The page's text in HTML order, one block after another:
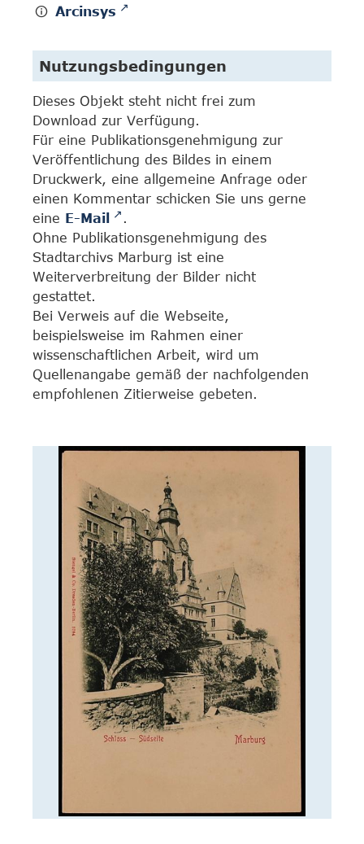
Arcinsys
Nutzungsbedingungen
Dieses Objekt steht nicht frei zum
Download zur Verfügung.
Für eine Publikationsgenehmigung zur
Veröffentlichung des Bildes in einem
Druckwerk, eine allgemeine Anfrage oder
einen Kommentar schicken Sie uns gerne
eine E-Mail
.
Ohne Publikationsgenehmigung des
Stadtarchivs Marburg ist eine
Weiterverbreitung der Bilder nicht
gestattet.
Bei Verweis auf die Webseite,
beispielsweise im Rahmen einer
wissenschaftlichen Arbeit, wird um
Quellenangabe gemäß der nachfolgenden
empfohlenen Zitierweise gebeten.